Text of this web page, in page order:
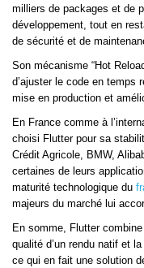
milliers de packages et de
développement, tout en
de sécurité et de
Son mécanisme “Hot
d’ajuster le code en temps
mise en production et
En France comme à
choisi Flutter pour sa
Crédit Agricole, BMW,
certaines de leurs
maturité technologique du
majeurs du marché lui
En somme, Flutter
qualité d’un rendu natif et
ce qui en fait une solution